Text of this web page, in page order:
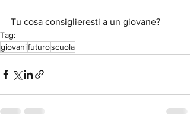
Tu cosa consiglieresti a un giovane?
Tag:
giovanifuturoscuola